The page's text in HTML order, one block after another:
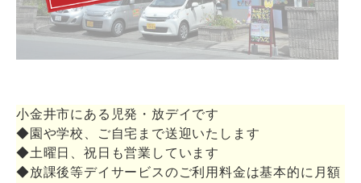
小金井市にある児発・放デイです
◆園や学校、ご自宅まで送迎いたします
◆土曜日、祝日も営業しています
◆放課後等デイサービスのご利用料金は基本的に月額